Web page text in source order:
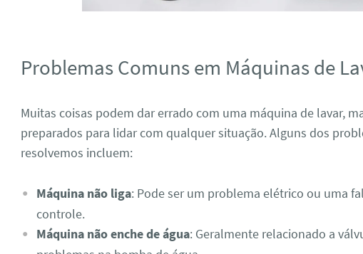
Problemas Comuns em Máquinas de
Muitas coisas podem dar errado com uma máquina de lavar,
preparados para lidar com qualquer situação. Alguns dos
resolvemos incluem:
Máquina não liga: Pode ser um problema elétrico ou uma
controle.
Máquina não enche de água: Geralmente relacionado a